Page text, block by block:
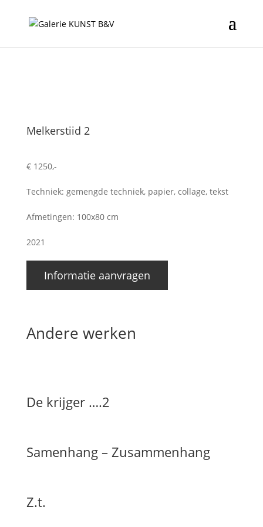
Melkerstiid 2
€ 1250,-
Techniek: gemengde techniek, papier, collage, tekst
Afmetingen: 100x80 cm
2021
Informatie aanvragen
Andere werken
De krijger ….2
Samenhang – Zusammenhang
Z.t.